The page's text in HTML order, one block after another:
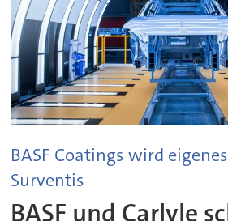
BASF Coatings wird
Surventis
BASF und Carlyle